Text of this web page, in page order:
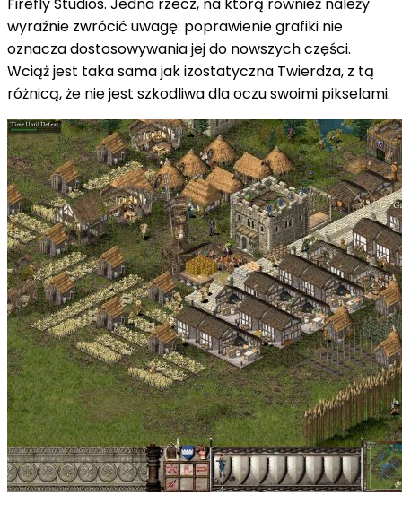
wyraźnie zwrócić uwagę: poprawienie grafiki nie
oznacza dostosowywania jej do nowszych części.
Wciąż jest taka sama jak izostatyczna Twierdza, z tą
różnicą, że nie jest szkodliwa dla oczu swoimi pikselami.